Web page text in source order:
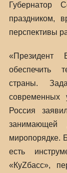
Губернатор
праздником,
перспективы
«Президент
обеспечить
страны.
современных
Россия
занимающей
миропорядке.
есть
«КуZбасс»,